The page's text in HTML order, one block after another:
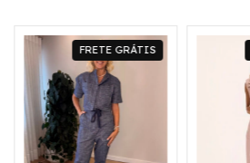
FRETE GRÁTIS